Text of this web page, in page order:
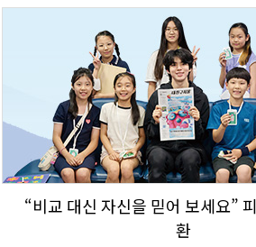
“비교 대신 자신을 믿어 보세요”
환